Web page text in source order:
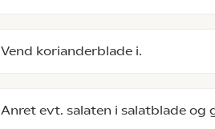
Vend korianderblade i.
Anret evt. salaten i salatblade og